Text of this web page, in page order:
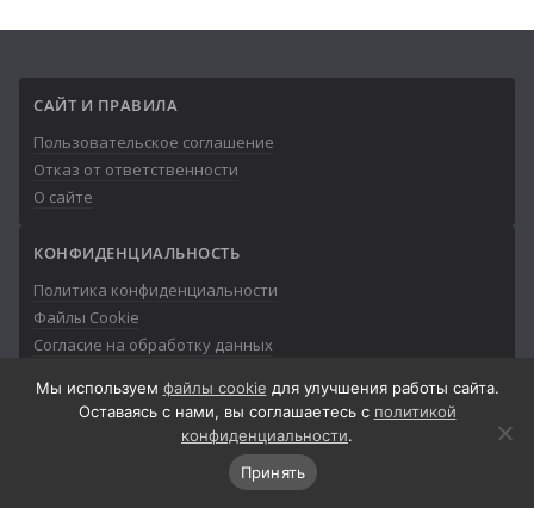
САЙТ И ПРАВИЛА
Пользовательское соглашение
Отказ от ответственности
О сайте
КОНФИДЕНЦИАЛЬНОСТЬ
Политика конфиденциальности
Файлы Cookie
Согласие на обработку данных
© 2013-2026Айтишник
Мы используем файлы cookie для улучшения работы сайта.
Оставаясь с нами, вы соглашаетесь с политикой
конфиденциальности.
Принять